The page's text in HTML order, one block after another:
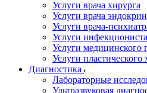
Услуги врача хирурга
Услуги врача
Услуги врача-
Услуги
Услуги медицинского
Услуги пластического
Диагностика
Лабораторные
Ультразвуковая